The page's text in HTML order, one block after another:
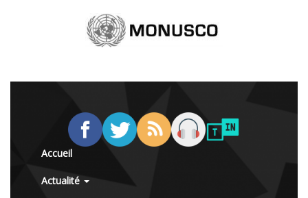
Accueil
Actualité